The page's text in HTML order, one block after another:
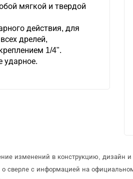
мягкой и твердой
действия, для
дрелей,
1/4".
ударное.
изменений в конструкцию, дизайн
сверле с информацией на